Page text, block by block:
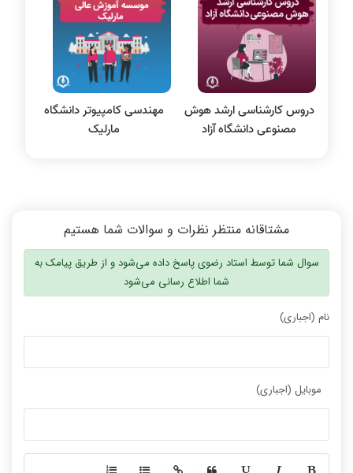
نظریه زبانها
سیگنال و سیستمها
دروس کارشناسی ارشد هوش
مصنوعی دانشگاه آزاد
مهندسی کامپیوتر دانشگاه
مارلیک
مشتاقانه منتظر نظرات و سوالات شما هستیم
سوال شما توسط استاد رضوی پاسخ داده می‌شود و از طریق پیامک به
شما اطلاع رسانی می‌شود
نام (اجباری)
موبایل (اجباری)
-
-